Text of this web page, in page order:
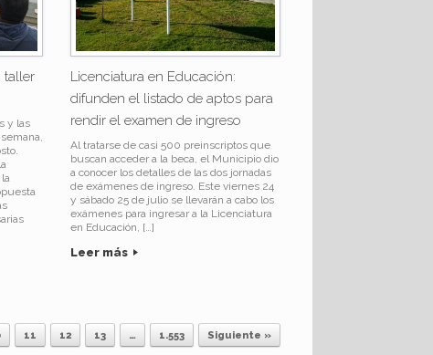
taller
y las
Licenciatura en Educación:
difunden el listado de aptos para
rendir el examen de ingreso
Al tratarse de casi 500 preinscriptos que
buscan acceder a la beca, el Municipio dio
a conocer los detalles de las dos jornadas
de exámenes de ingreso. Este viernes 24
y sábado 25 de julio se llevarán a cabo los
exámenes para ingresar a la Licenciatura
en Educación, […]
Leer más
11 12 13 … 1.553 Siguiente »